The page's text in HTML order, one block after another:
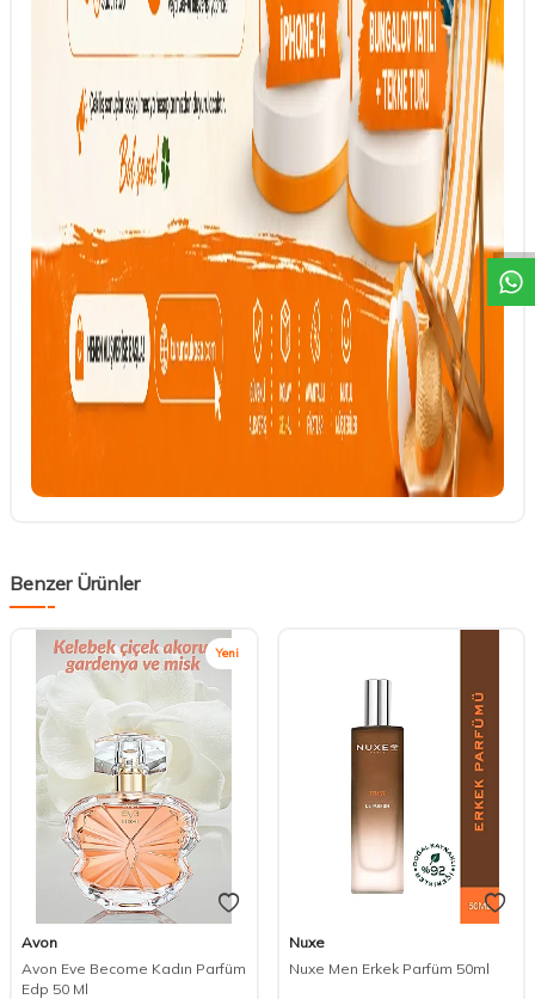
Benzer Ürünler
Yeni
Avon
Avon Eve Become Kadın Parfüm
Edp 50 Ml
Nuxe
Nuxe Men Erkek Parfüm 50ml